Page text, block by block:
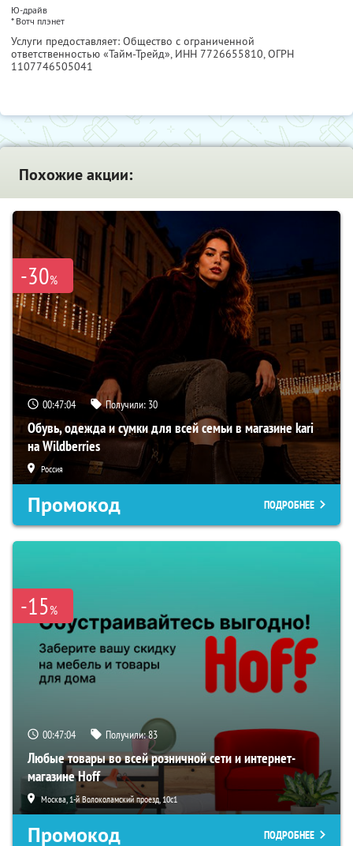
Ю-драйв
*Вотч плэнет
Услуги предоставляет: Общество с ограниченной
ответственностью «Тайм-Трейд», ИНН 7726655810, ОГРН
1107746505041
Похожие акции:
-30%
00:47:03 Получили: 30
Обувь, одежда и сумки для всей семьи в магазине kari
на Wildberries
Россия
Промокод ПОДРОБНЕЕ
-15%
00:47:03 Получили:83
Любые товары во всей розничной сети и интернет-
магазине Hoff
Москва, 1-й Волоколамский проезд, 10с1
Промокод ПОДРОБНЕЕ